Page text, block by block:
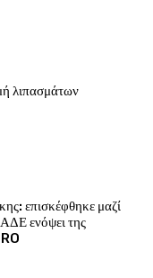
λιπασμάτων
επισκέφθηκε μαζί
ενόψει της